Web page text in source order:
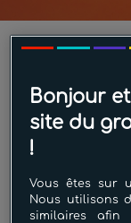
soin
objectifs
Bonjour
site du
!
Vous êtes sur
Nous utilisons
similaires afin